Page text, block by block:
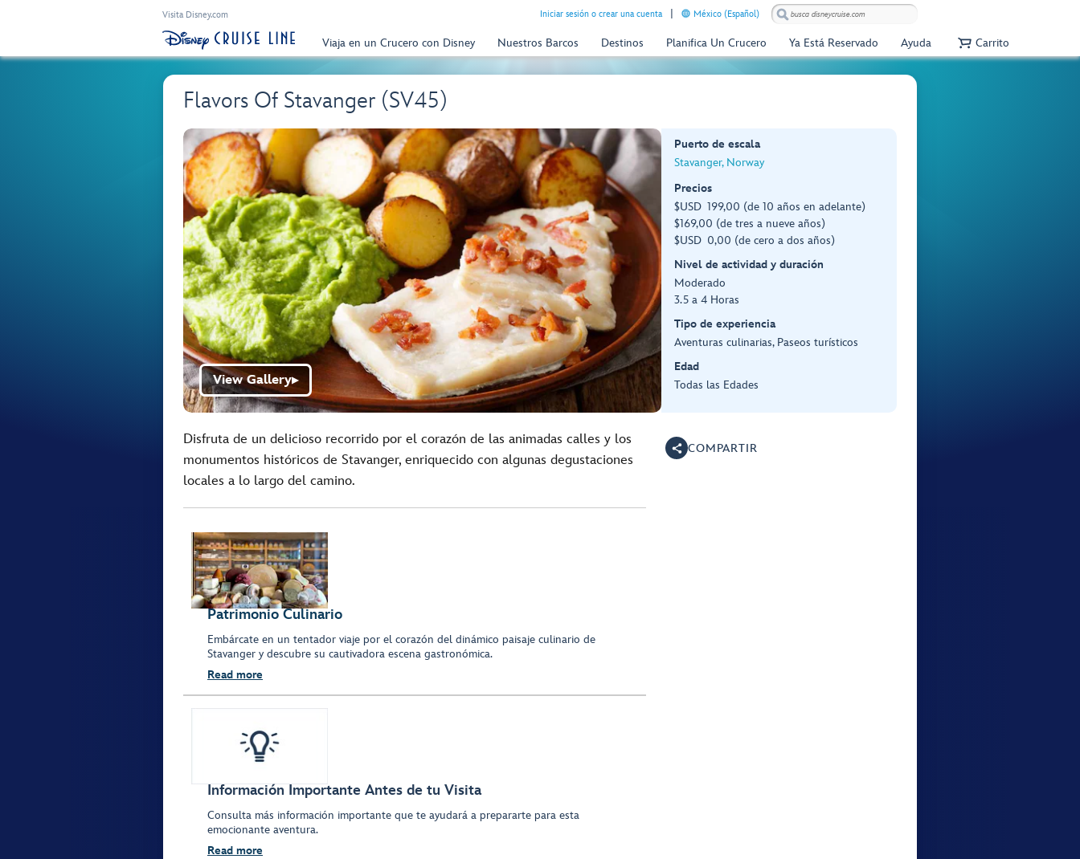
Visita Disney.com Iniciar sesión o crear una cuenta México (Español)
Viaja en un Crucero con Disney Nuestros Barcos Destinos Planifica Un Crucero Ya Está Reservado Ayuda Carrito
Flavors Of Stavanger (SV45)
View Gallery▶
Puerto de escala
Stavanger, Norway
Precios
$USD 199,00 (de 10 años en adelante)
$169,00 (de tres a nueve años)
$USD 0,00 (de cero a dos años)
Nivel de actividad y duración
Moderado
3.5 a 4 Horas
Tipo de experiencia
Aventuras culinarias, Paseos turísticos
Edad
Todas las Edades
Disfruta de un delicioso recorrido por el corazón de las animadas calles y los
monumentos históricos de Stavanger, enriquecido con algunas degustaciones
locales a lo largo del camino.
Patrimonio Culinario
Embárcate en un tentador viaje por el corazón del dinámico paisaje culinario de
Stavanger y descubre su cautivadora escena gastronómica.
Read more
Información Importante Antes de tu Visita
Consulta más información importante que te ayudará a prepararte para esta
emocionante aventura.
Read more
COMPARTIR